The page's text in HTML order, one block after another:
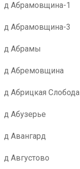
д Абрамовщина-1
д Абрамовщина-3
д Абрамы
д Абремовщина
д Абрицкая Слобода
д Абузерье
д Авангард
д Августово